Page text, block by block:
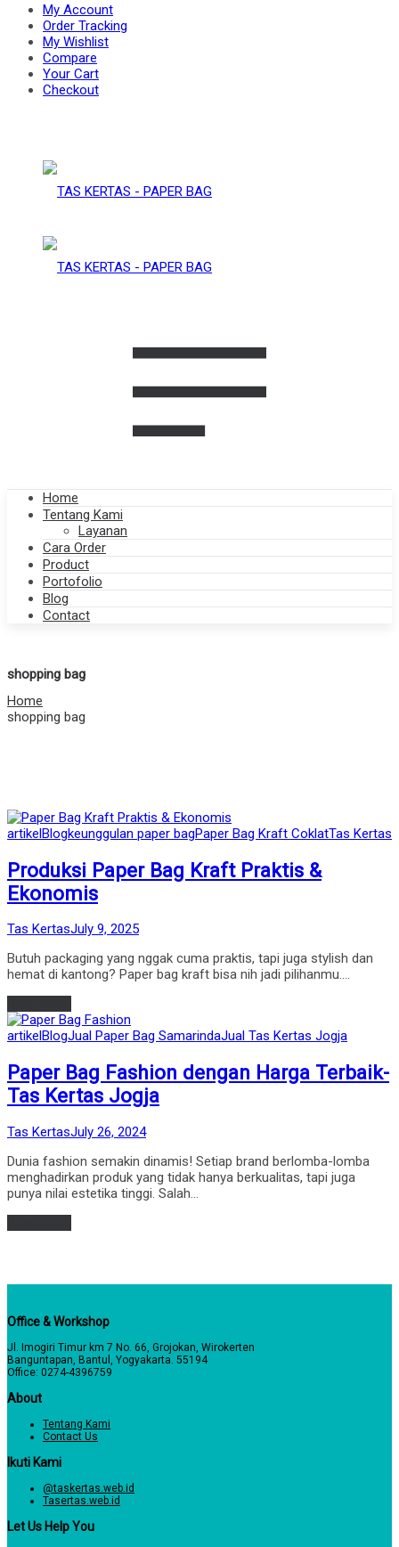
BAG
PAPER
BAG
My Account
Order Tracking
My Wishlist
Compare
Your Cart
Checkout
Home
Tentang Kami
Layanan
Cara Order
Product
Portofolio
Blog
Contact
shopping bag
Home
shopping bag
Posted
artikelBlogkeunggulan paper bagPaper Bag Kraft CoklatTas Kertas
Produksi Paper Bag Kraft Praktis &
Ekonomis
by
Tas KertasPosted
July 9, 2025
Butuh packaging yang nggak cuma praktis, tapi juga stylish dan
hemat di kantong? Paper bag kraft bisa nih jadi pilihanmu.…
Posted
artikel BlogJual Paper Bag SamarindaJual Tas Kertas Jogja
Paper Bag Fashion dengan Harga Terbaik-
Tas Kertas Jogja
by
Tas KertasPosted
July 26, 2024
Dunia fashion semakin dinamis! Setiap brand berlomba-lomba
menghadirkan produk yang tidak hanya berkualitas, tapi juga
punya nilai estetika tinggi. Salah…
Office & Workshop
Jl. Imogiri Timur km 7 No. 66, Grojokan, Wirokerten
Banguntapan, Bantul, Yogyakarta. 55194
Office: 0274-4396759
About
Tentang Kami
Contact Us
Ikuti Kami
@taskertas.web.id
Tasertas.web.id
Let Us Help You